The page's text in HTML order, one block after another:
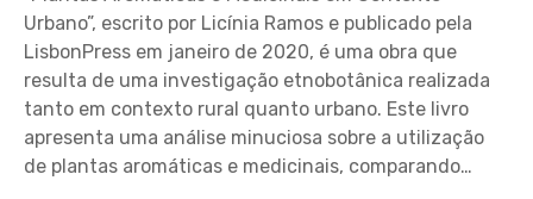
Urbano”, escrito por Licínia Ramos e publicado pela
LisbonPress em janeiro de 2020, é uma obra que
resulta de uma investigação etnobotânica realizada
tanto em contexto rural quanto urbano. Este livro
apresenta uma análise minuciosa sobre a utilização
de plantas aromáticas e medicinais, comparando…